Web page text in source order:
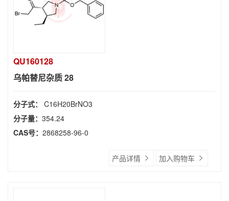
QU160128
乌帕替尼杂质 28
分子式： C16H20BrNO3
分子量： 354.24
CAS号： 2868258-96-0
产品详情 加入购物车